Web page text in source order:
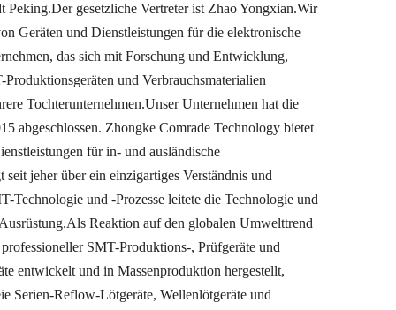
Peking.Der gesetzliche Vertreter ist Zhao Yongxian.Wir
Geräten und Dienstleistungen für die elektronische
das sich mit Forschung und Entwicklung,
und Verbrauchsmaterialien
Tochterunternehmen.Unser Unternehmen hat die
abgeschlossen. Zhongke Comrade Technology bietet
für in- und ausländische
jeher über ein einzigartiges Verständnis und
Technologie und -Prozesse leitete die Technologie und
Reaktion auf den globalen Umwelttrend
SMT-Produktions-, Prüfgeräte und
entwickelt und in Massenproduktion hergestellt,
Serien-Reflow-Lötgeräte, Wellenlötgeräte und